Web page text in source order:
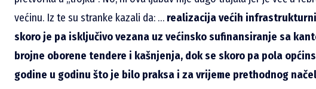
većinu. Iz te su stranke kazali da: … realizacija većih
skoro je pa isključivo vezana uz većinsko sufinansiranje sa
brojne oborene tendere i kašnjenja, dok se skoro pa pola
godine u godinu što je bilo praksa i za vrijeme prethodnog